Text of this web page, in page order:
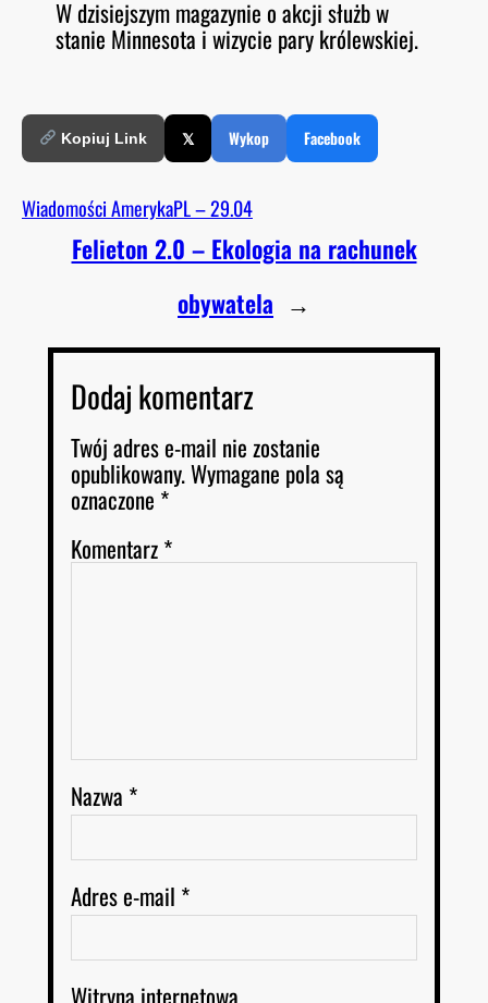
O
D
E
RSS FEED
LINK
W dzisiejszym magazynie o akcji służb w
stanie Minnesota i wizycie pary królewskiej.
Kopiuj Link 𝕏 Wykop Facebook
Wiadomości AmerykaPL – 29.04
Felieton 2.0 – Ekologia na rachunek
obywatela →
Dodaj komentarz
Twój adres e-mail nie zostanie
opublikowany.Wymagane pola są
oznaczone *
Komentarz*
Nazwa *
Adres e-mail *